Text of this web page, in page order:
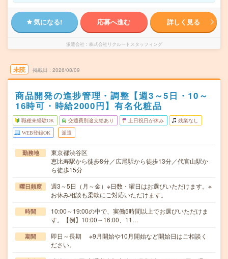
気になる! 応募へ進む 詳しく見る
派遣会社 株式会社リクルートスタッフィング
未読 掲載日 2026/08/09
商品開発の進捗管理・調整【週3～5日・10～
16時可・時給2000円】有名化粧品
職種未経験OK 交通費別途支給あり 土日祝日が休み 残業なし
WEB登録OK 派遣
勤務地
東京都渋谷区
恵比寿駅から徒歩8分／広尾駅から徒歩13分／代官山駅か
ら徒歩15分
曜日頻度
週3～5日（月～金）※日数・曜日はお選びいただけます。※
お休み相談も柔軟にご対応いただけます。
時間
10:00～19:00の中で、実働5時間以上でお選びいただけま
す。【例】10:00～16:00、11…
期間
即日～長期 ※9月開始や10月開始など開始日はご相談く
ださい。